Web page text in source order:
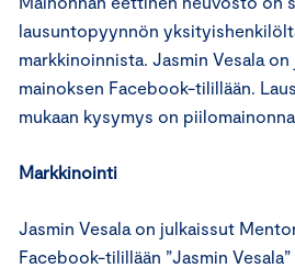
lausuntopyynnön
markkinoinnista. Jasmin Vesala
mainoksen Facebook-tilillään.
mukaan kysymys on
Markkinointi
Jasmin Vesala on julkaissut
Facebook-tilillään ”Jasmin